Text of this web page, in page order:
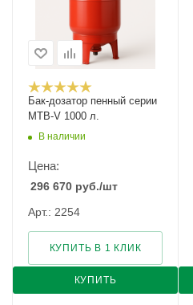
Бак-дозатор пенный серии
MTB-V 1000 л.
В наличии
Цена:
296 670 руб./шт
Арт.: 2254
КУПИТЬ
КУПИТЬ В 1 КЛИК